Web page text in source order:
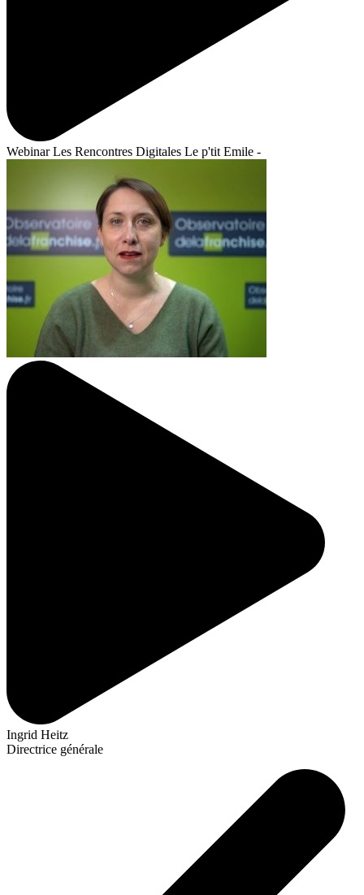
Webinar Les Rencontres Digitales Le p'tit Emile -
Ingrid Heitz
Directrice générale